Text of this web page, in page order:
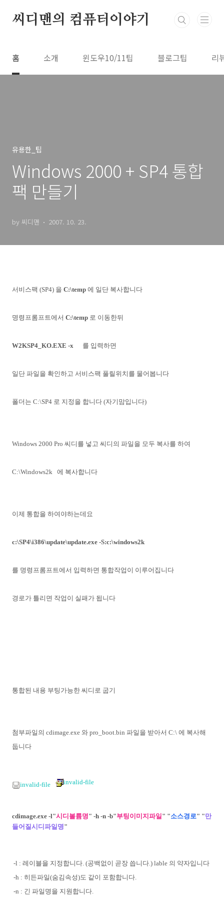
씨디맨의 컴퓨터이야기
홈 소개 윈도우10/11팁 블로그팁 리
유용한_팁
Windows 2000 + SP4 통합
팩 만들기
by 씨디맨 2007. 10. 23.
서비스팩 (SP4) 을 C:\temp 에 일단 복사합니다
명령프롬프트에서 C:\temp 로 이동한뒤
W2KSP4_KO.EXE -x 를 입력하면
일단 파일을 확인하고 서비스팩 풀릴위치를 물어봅니다
폴더는 C:\SP4 로 지정을 합니다 (자기맘입니다)
Windows 2000 Pro 씨디를 넣고 씨디의 파일을 모두 복사를 하여
C:\Windows2k 에 복사합니다
이제 통합을 하여야하는데요
c:\SP4\i386\update\update.exe -S:c:\windows2k
를 명령프롬프트에서 입력하면 통합작업이 이루어집니다
경로가 틀리면 작업이 실패가 됩니다
통합된 내용 부팅가능한 씨디로 굽기
첨부파일의 cdimage.exe 와 pro_boot.bin 파일을 받아서 C:\ 에 복사해
둡니다
invalid-file invalid-file
cdimage.exe -l"시디볼륨명" -h -n -b"부팅이미지파일" "소스경로" "만
들어질시디파일명"
-l : 레이블을 지정합니다. (공백없이 곧장 씁니다.) lable 의 약자입니다
-h : 히든파일(숨김속성)도 같이 포함합니다.
-n : 긴 파일명을 지원합니다.